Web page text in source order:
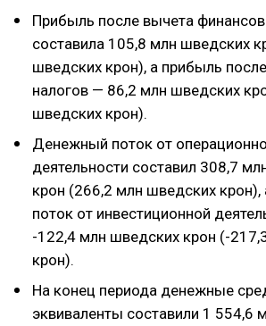
Прибыль после вычета
составила 105,8 млн шведских
шведских крон), а прибыль
налогов — 86,2 млн шведских
шведских крон).
Денежный поток от
деятельности составил 308,7
крон (266,2 млн шведских
поток от инвестиционной
-122,4 млн шведских крон (-
крон).
На конец периода денежные
эквиваленты составили 1 554,6